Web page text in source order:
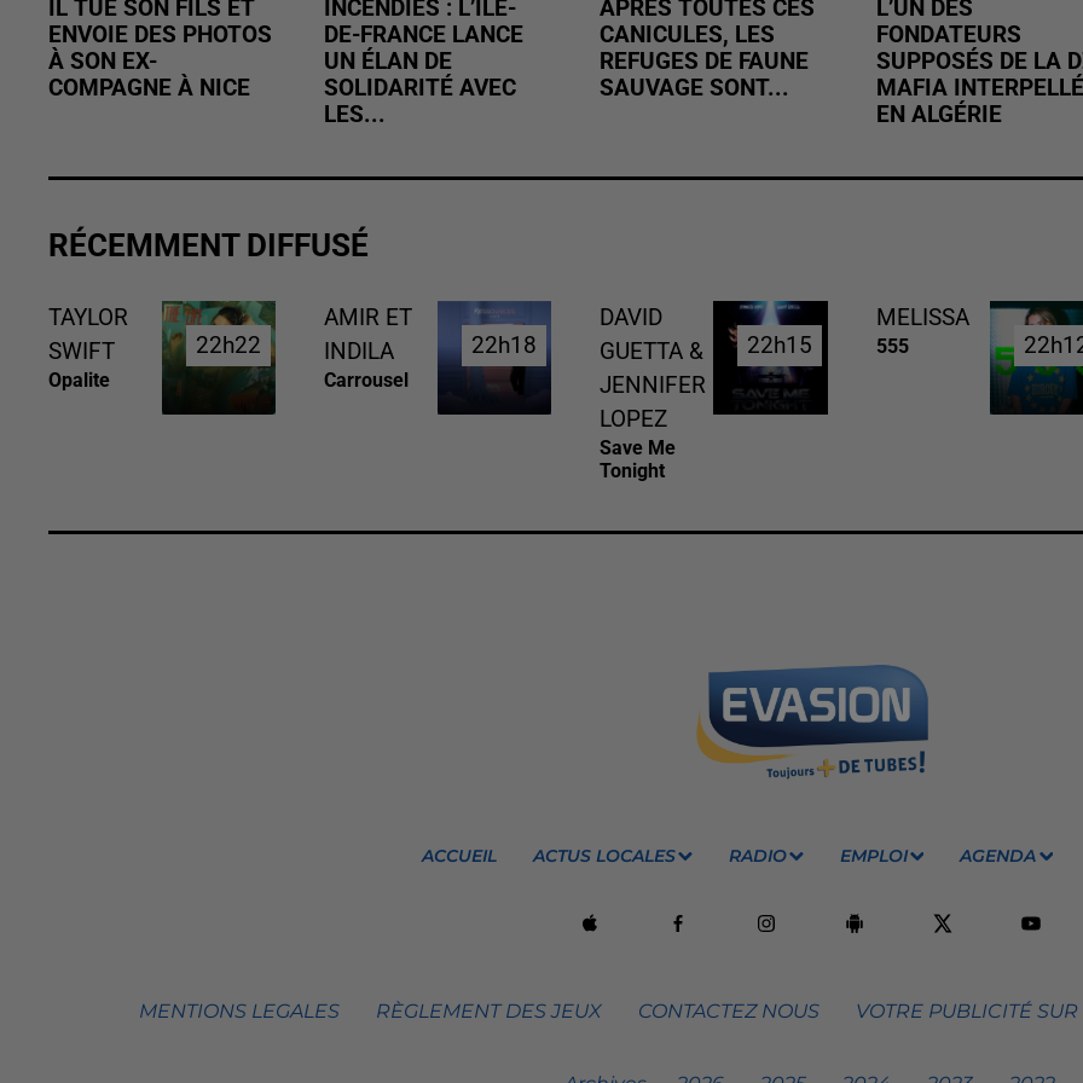
IL TUE SON FILS ET
ENVOIE DES PHOTOS
À SON EX-
COMPAGNE À NICE
INCENDIES : L’ÎLE-
DE-FRANCE LANCE
UN ÉLAN DE
SOLIDARITÉ AVEC
LES...
APRÈS TOUTES CES
CANICULES, LES
REFUGES DE FAUNE
SAUVAGE SONT...
L’UN DES
FONDATEURS
SUPPOSÉS DE LA
MAFIA INTERPELLÉ
EN ALGÉRIE
RÉCEMMENT DIFFUSÉ
TAYLOR
SWIFT
Opalite
22h22
22h22
AMIR ET
INDILA
Carrousel
22h18
22h18
DAVID
GUETTA &
JENNIFER
LOPEZ
Save Me
Tonight
22h15
22h15
MELISSA
555
ACCUEIL ACTUS LOCALES RADIO EMPLOI AGENDA
MENTIONS LEGALES RÈGLEMENT DES JEUX CONTACTEZ NOUS VOTRE PUBLICITÉ